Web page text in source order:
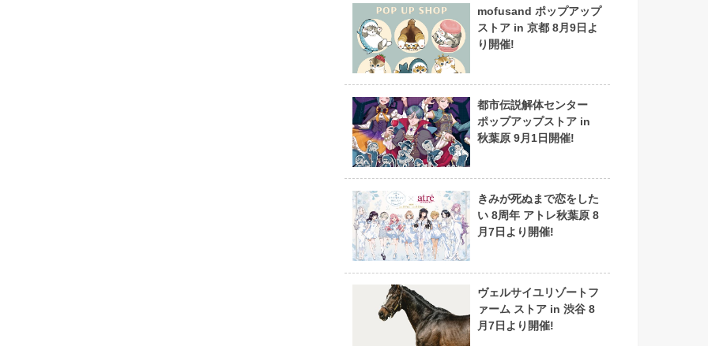
mofusand ポップアップ
ストア in 京都 8月9日よ
り開催!
都市伝説解体センター
ポップアップストア in
秋葉原 9月1日開催!
きみが死ぬまで恋をした
い 8周年 アトレ秋葉原 8
月7日より開催!
ヴェルサイユリゾートフ
ァーム ストア in 渋谷 8
月7日より開催!